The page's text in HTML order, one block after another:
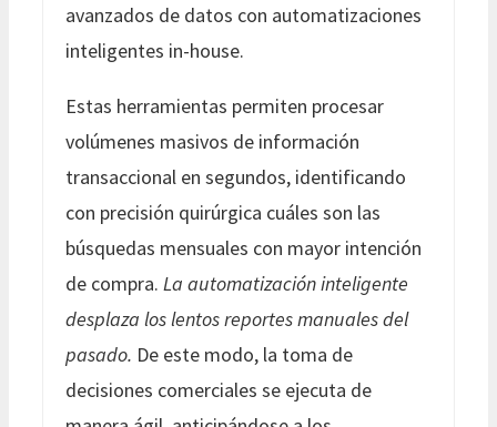
avanzados de datos con automatizaciones
inteligentes in-house.
Estas herramientas permiten procesar
volúmenes masivos de información
transaccional en segundos, identificando
con precisión quirúrgica cuáles son las
búsquedas mensuales con mayor intención
de compra. La automatización inteligente
desplaza los lentos reportes manuales del
pasado. De este modo, la toma de
decisiones comerciales se ejecuta de